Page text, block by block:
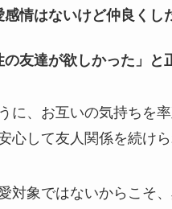
感情はないけど仲良くし
の友達が欲しかった」と
に、お互いの気持ちを
心して友人関係を続けら
対象ではないからこそ